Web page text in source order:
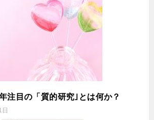
注目の「質的研究｣とは何か？